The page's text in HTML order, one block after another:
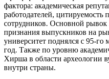
фактора: академическая
работодателей,
сотрудников. Основной
признания выпускников на
университет поднялся с 95-го
год. Также по уровню
Хирша в области археологии
внутри страны.